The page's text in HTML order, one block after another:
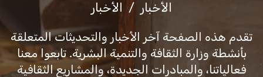
الأخبار الأخبار
تقدم هذه الصفحة آخر الأخبار والتحديثات المتعلقة
بأنشطة وزارة الثقافة والتنمية البشرية. تابعوا معنا
فعالياتنا، والمبادرات الجديدة، والمشاريع الثقافية